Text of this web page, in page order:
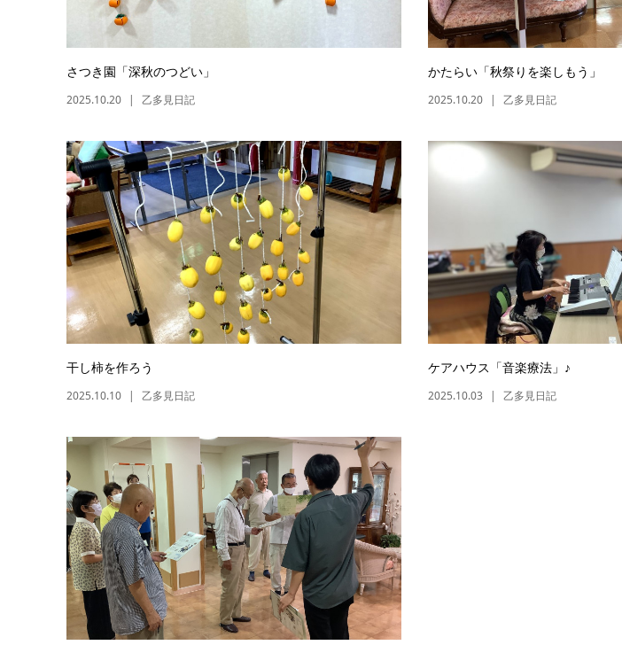
さつき園「深秋のつどい」
2025.10.20 乙多見日記
かたらい「秋祭りを楽しもう」
2025.10.20 乙多見日記
干し柿を作ろう
2025.10.10 乙多見日記
ケアハウス「音楽療法」♪
2025.10.03 乙多見日記